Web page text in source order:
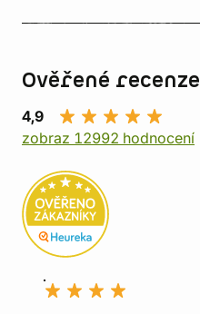
Ověřené recenze
4,9
zobraz 12992 hodnocení